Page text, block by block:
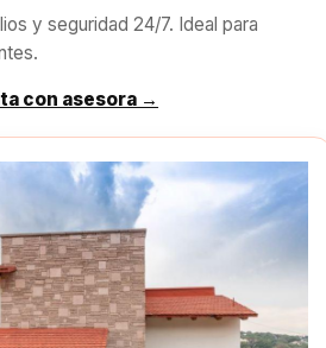
y seguridad 24/7. Ideal para
con asesora →